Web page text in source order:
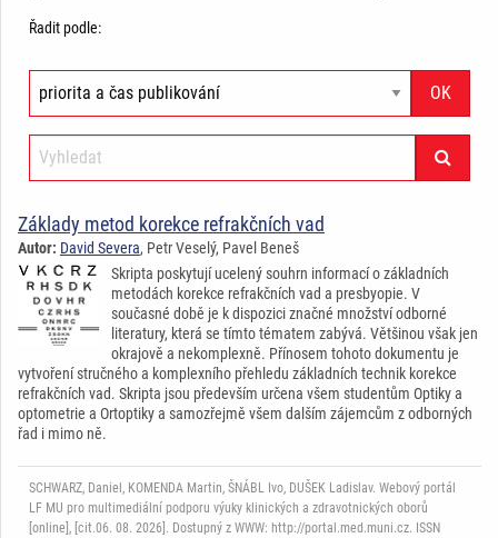
Řadit podle:
Základy metod korekce refrakčních vad
Autor: David Severa, Petr Veselý, Pavel Beneš
Skripta poskytují ucelený souhrn informací o základních
metodách korekce refrakčních vad a presbyopie. V
současné době je k dispozici značné množství odborné
literatury, která se tímto tématem zabývá. Většinou však jen
okrajově a nekomplexně. Přínosem tohoto dokumentu je
vytvoření stručného a komplexního přehledu základních technik korekce
refrakčních vad. Skripta jsou především určena všem studentům Optiky a
optometrie a Ortoptiky a samozřejmě všem dalším zájemcům z odborných
řad i mimo ně.
SCHWARZ, Daniel, KOMENDA Martin, ŠNÁBL Ivo, DUŠEK Ladislav. Webový portál
LF MU pro multimediální podporu výuky klinických a zdravotnických oborů
[online], [cit.06. 08. 2026]. Dostupný z WWW: http://portal.med.muni.cz. ISSN